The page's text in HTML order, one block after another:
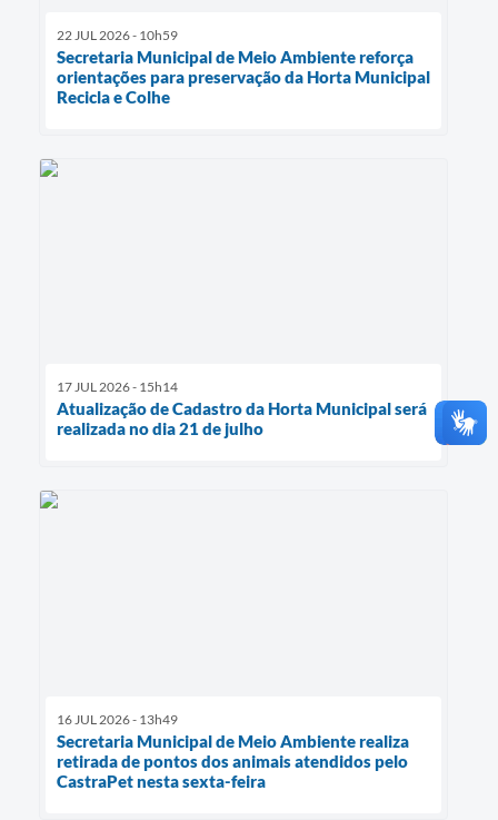
22 JUL 2026 - 10h59
Secretaria Municipal de Meio Ambiente reforça
orientações para preservação da Horta Municipal
Recicla e Colhe
17 JUL 2026 - 15h14
Atualização de Cadastro da Horta Municipal será
realizada no dia 21 de julho
16 JUL 2026 - 13h49
Secretaria Municipal de Meio Ambiente realiza
retirada de pontos dos animais atendidos pelo
CastraPet nesta sexta-feira